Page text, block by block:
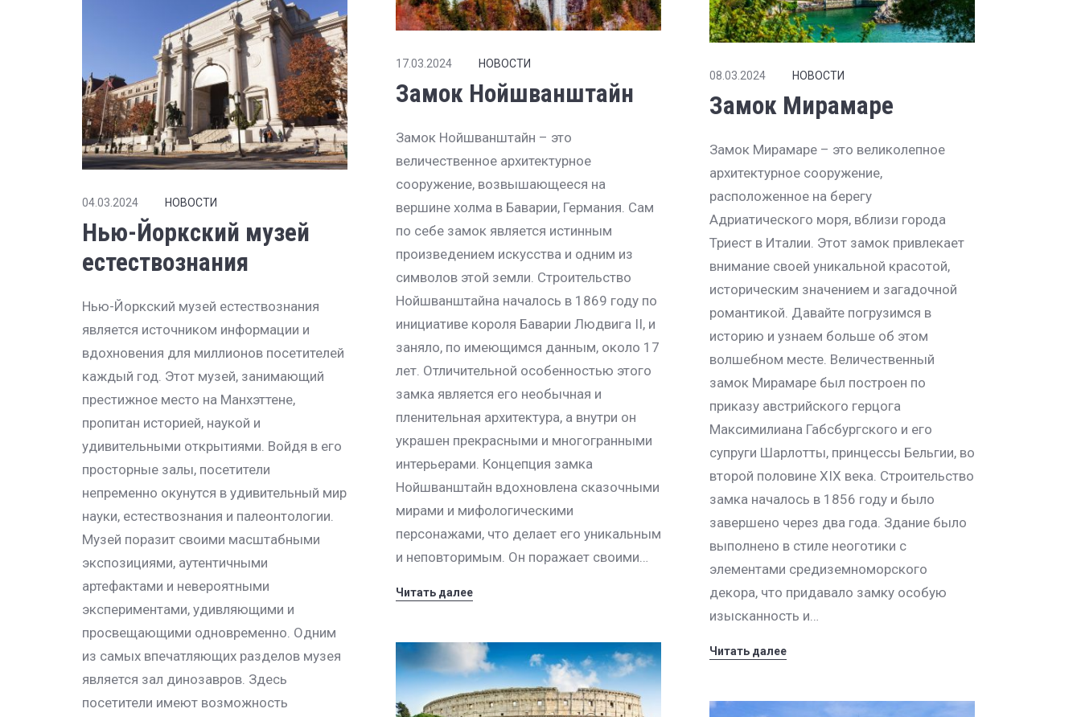
17.03.2024 НОВОСТИ
Замок Нойшванштайн
Замок Нойшванштайн – это
величественное архитектурное
сооружение, возвышающееся на
вершине холма в Баварии, Германия. Сам
по себе замок является истинным
произведением искусства и одним из
символов этой земли. Строительство
Нойшванштайна началось в 1869 году по
инициативе короля Баварии Людвига II, и
заняло, по имеющимся данным, около 17
лет. Отличительной особенностью этого
замка является его необычная и
пленительная архитектура, а внутри он
украшен прекрасными и многогранными
интерьерами. Концепция замка
Нойшванштайн вдохновлена сказочными
мирами и мифологическими
персонажами, что делает его уникальным
и неповторимым. Он поражает своими…
Читать далее
08.03.2024 НОВОСТИ
Замок Мирамаре
Замок Мирамаре – это великолепное
архитектурное сооружение,
расположенное на берегу
Адриатического моря, вблизи города
Триест в Италии. Этот замок привлекает
внимание своей уникальной красотой,
историческим значением и загадочной
романтикой. Давайте погрузимся в
историю и узнаем больше об этом
волшебном месте. Величественный
замок Мирамаре был построен по
приказу австрийского герцога
Максимилиана Габсбургского и его
супруги Шарлотты, принцессы Бельгии, во
второй половине XIX века. Строительство
замка началось в 1856 году и было
завершено через два года. Здание было
выполнено в стиле неоготики с
элементами средиземноморского
декора, что придавало замку особую
изысканность и…
Читать далее
04.03.2024 НОВОСТИ
Нью-Йоркский музей
естествознания
Нью-Йоркский музей естествознания
является источником информации и
вдохновения для миллионов посетителей
каждый год. Этот музей, занимающий
престижное место на Манхэттене,
пропитан историей, наукой и
удивительными открытиями. Войдя в его
просторные залы, посетители
непременно окунутся в удивительный мир
науки, естествознания и палеонтологии.
Музей поразит своими масштабными
экспозициями, аутентичными
артефактами и невероятными
экспериментами, удивляющими и
просвещающими одновременно. Одним
из самых впечатляющих разделов музея
является зал динозавров. Здесь
посетители имеют возможность